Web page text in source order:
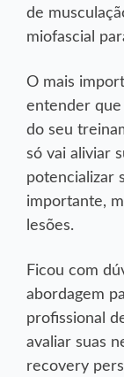
de
miofascial
O mais
entender que
do seu
só vai aliviar
potencializar
importante,
lesões.
Ficou com
abordagem
profissional
avaliar suas
recovery